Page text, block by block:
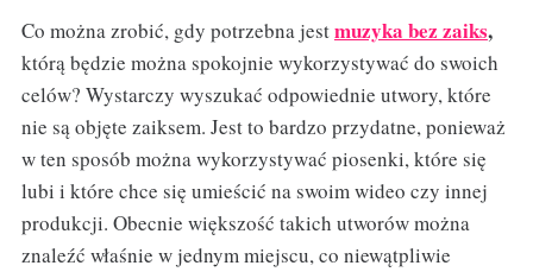
Co można zrobić, gdy potrzebna jestmuzyka bez zaiks,
którą będzie można spokojnie wykorzystywać do swoich
celów? Wystarczy wyszukać odpowiednie utwory, które
nie są objęte zaiksem. Jest to bardzo przydatne, ponieważ
w ten sposób można wykorzystywać piosenki, które się
lubi i które chce się umieścić na swoim wideo czy innej
produkcji. Obecnie większość takich utworów można
znaleźć właśnie w jednym miejscu, co niewątpliwie